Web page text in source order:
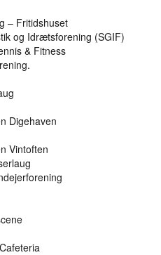
– Fritidshuset
og Idrætsforening (SGIF)
& Fitness
Digehaven
Vintoften